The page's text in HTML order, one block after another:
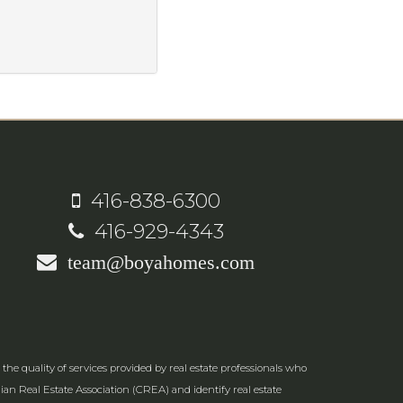
416-838-6300
416-929-4343
team@boyahomes.com
quality of services provided by real estate professionals who
Real Estate Association (CREA) and identify real estate